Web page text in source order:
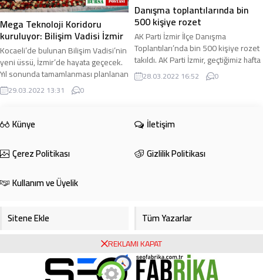
Mega Teknoloji Koridoru
kuruluyor: Bilişim Vadisi İzmir
Kocaeli’de bulunan Bilişim Vadisi’nin
yeni üssü, İzmir’de hayata geçecek.
Yıl sonunda tamamlanması planlanan
proje ile Türkiye’nin iki büyük ...
29.03.2022 13:31 0
Danışma toplantılarında bin
500 kişiye rozet
AK Parti İzmir İlçe Danışma
Toplantıları’nda bin 500 kişiye rozet
takıldı. AK Parti İzmir, geçtiğimiz hafta
sonu İlçe Danışma Toplantılarını ...
28.03.2022 16:52 0
Künye
İletişim
Çerez Politikası
Gizlilik Politikası
Kullanım ve Üyelik
Sitene Ekle
Tüm Yazarlar
Foto Galeri
REKLAMI KAPAT